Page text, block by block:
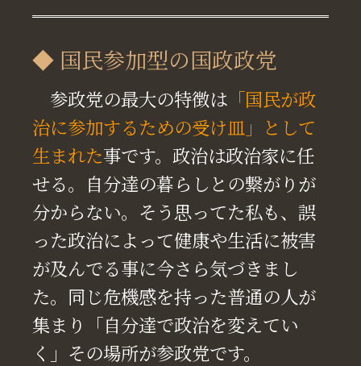
◆ 国民参加型の国政政党
参政党の最大の特徴は 「国民が政
治に参加するための受け皿」として
生まれた事です。政治は政治家に任
せる。自分達の暮らしとの繋がりが
分からない。そう思ってた私も、誤
った政治によって健康や生活に被害
が及んでる事に今さら気づきまし
た。同じ危機感を持った普通の人が
集まり「自分達で政治を変えてい
く」その場所が参政党です。